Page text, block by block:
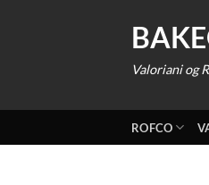
Valoriani og
ROFCO